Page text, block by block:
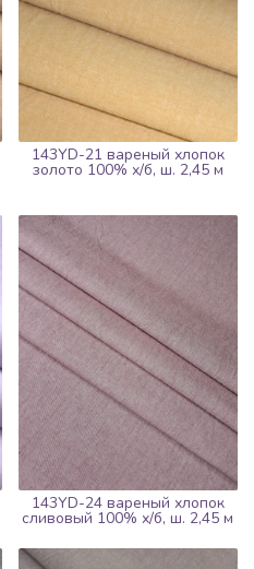
143YD-21 вареный хлопок
золото 100% х/б, ш. 2,45 м
143YD-24 вареный хлопок
сливовый 100% х/б, ш. 2,45 м